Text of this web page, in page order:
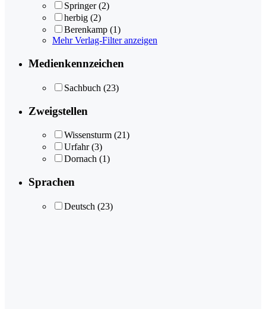
Springer (2)
herbig (2)
Berenkamp (1)
Mehr Verlag-Filter anzeigen
Medienkennzeichen
Sachbuch (23)
Zweigstellen
Wissensturm (21)
Urfahr (3)
Dornach (1)
Sprachen
Deutsch (23)